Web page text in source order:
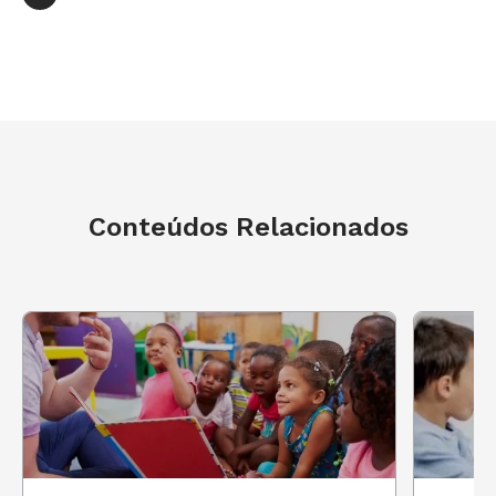
porque é uma maneira de fixar o entendimento
Em sala, foi fácil engajar a turma. Eles se
empolgaram quando disse que construiríamos
um jogo que depois estaria disponível para
todos. Mas quando expliquei melhor e eles se
deram conta de que precisariam escrever,
alguns ficaram inseguros. Percebo que eles têm
Conteúdos Relacionados